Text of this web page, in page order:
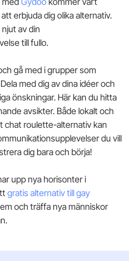
erbjuda dig olika alternativ.
av din
till fullo.
gå med i grupper som
med dig av dina idéer och
önskningar. Här kan du hitta
avsikter. Både lokalt och
chat roulette-alternativ kan
du vill
dig bara och börja!
upp nya horisonter i
gratis alternativ till gay
och träffa nya människor